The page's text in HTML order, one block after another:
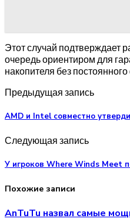
Этот случай подтверждает
очередь ориентиром для
накопителя без
Предыдущая запись
AMD и Intel совместно
Следующая запись
У игроков Where Winds Meet
Похожие записи
AnTuTu назвал самые